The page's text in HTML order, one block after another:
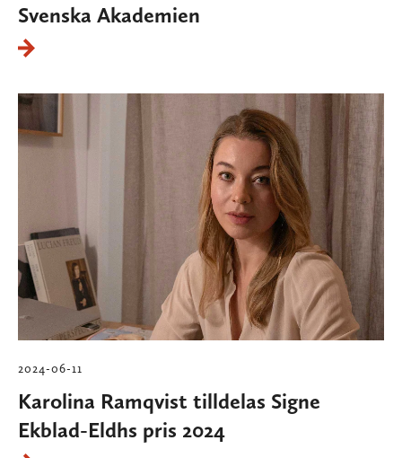
Svenska Akademien
2024-06-11
Karolina Ramqvist tilldelas Signe
Ekblad-Eldhs pris 2024